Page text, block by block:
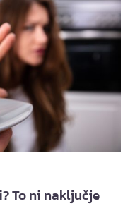
To ni naključje